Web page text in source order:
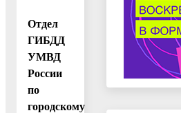
Отдел
ГИБДД
УМВД
России
по
городскому